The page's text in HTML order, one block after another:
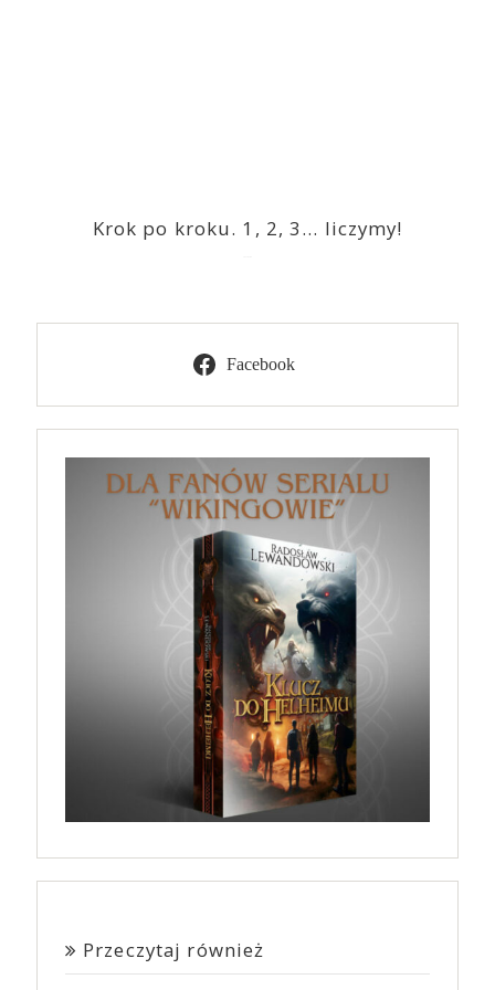
Krok po kroku. 1, 2, 3… liczymy!
Facebook
Przeczytaj również